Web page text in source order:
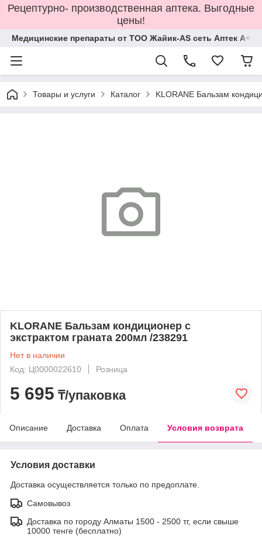
Рецептурно- производственная аптека. Выгодные
цены!
Медицинские препараты от ТОО Жайик-AS сеть Аптек А+
Товары и услуги Каталог KLORANE Бальзам
KLORANE Бальзам кондиционер с
экстрактом граната 200мл /238291
Нет в наличии
Код: Ц0000022610
Розница
5 695 ₸/упаковка
Описание Доставка Оплата Условия возврата
Условия доставки
Доставка осуществляется только по предоплате.
Самовывоз
Доставка по городу Алматы 1500 - 2500 тг, если свыше
10000 тенге (бесплатно)